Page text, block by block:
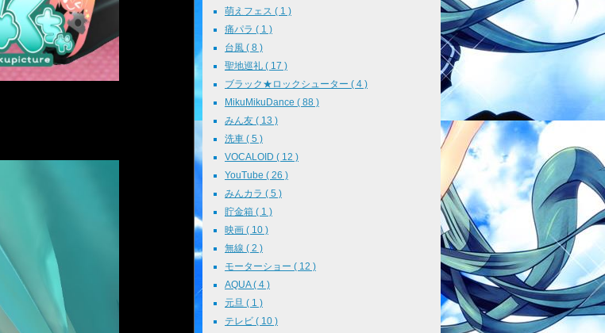
萌えフェス ( 1 )
痛パラ ( 1 )
台風 ( 8 )
聖地巡礼 ( 17 )
ブラック★ロックシューター ( 4 )
MikuMikuDance ( 88 )
みん友 ( 13 )
洗車 ( 5 )
VOCALOID ( 12 )
YouTube ( 26 )
みんカラ ( 5 )
貯金箱 ( 1 )
映画 ( 10 )
無線 ( 2 )
モーターショー ( 12 )
AQUA ( 4 )
元旦 ( 1 )
テレビ ( 10 )